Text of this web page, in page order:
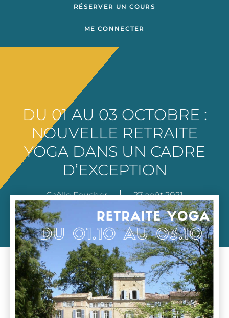
RÉSERVER UN COURS
ME CONNECTER
DU 01 AU 03 OCTOBRE :
NOUVELLE RETRAITE
YOGA DANS UN CADRE
D’EXCEPTION
Gaëlle Foucher 27 août 2021